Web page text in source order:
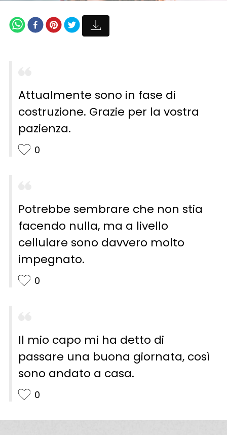
Attualmente sono in fase di
costruzione. Grazie per la vostra
pazienza.
0
Potrebbe sembrare che non stia
facendo nulla, ma a livello
cellulare sono davvero molto
impegnato.
0
Il mio capo mi ha detto di
passare una buona giornata, così
sono andato a casa.
0